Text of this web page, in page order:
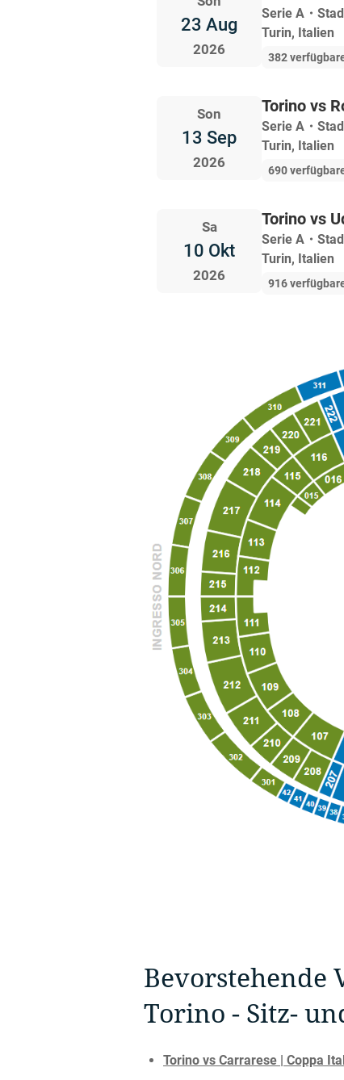
23 Aug
2026
Serie A ・
Turin, Italien
382
Son
13 Sep
2026
Torino vs
Serie A ・
Turin, Italien
690
Sa
10 Okt
2026
Torino vs
Serie A ・
Turin, Italien
916
Bevorstehende
Torino - Sitz-
Torino vs Carrarese | Coppa